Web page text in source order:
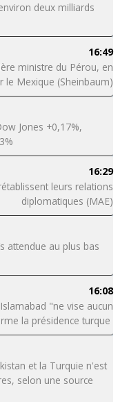
deux milliards
16:49
ministre du Pérou, en
le Mexique (Sheinbaum)
Jones +0,17%,
16:29
leurs relations
diplomatiques (MAE)
attendue au plus bas
16:08
"ne vise aucun
la présidence turque
et la Turquie n'est
selon une source